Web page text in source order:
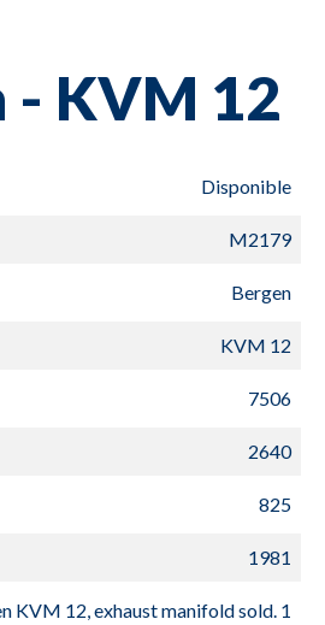
- KVM 12
Disponible
M2179
Bergen
KVM 12
7506
2640
825
1981
KVM 12, exhaust manifold sold. 1